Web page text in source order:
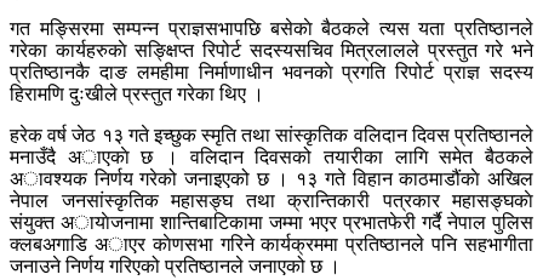
गत मङ्सिरमा सम्पन्न प्राज्ञसभापछि बसेकाे बैठकले त्यस यता प्रतिष्ठानले
गरेका कार्यहरुकाे सङ्क्षिप्त रिपोर्ट सदस्यसचिव मित्रलालले प्रस्तुत गरे भने
प्रतिष्ठानकै दाङ लमहीमा निर्माणाधीन भवनकाे प्रगति रिपोर्ट प्राज्ञ सदस्य
हिरामणि दुःखीले प्रस्तुत गरेका थिए ।
हरेक वर्ष जेठ १३ गते इच्छुक स्मृति तथा सांस्कृतिक वलिदान दिवस प्रतिष्ठानले
मनाउँदै अाएकाे छ । वलिदान दिवसको तयारीका लागि समेत बैठकले
अावश्यक निर्णय गरेको जनाइएको छ । १३ गते विहान काठमाडौंकाे अखिल
नेपाल जनसांस्कृतिक महासङ्घ तथा क्रान्तिकारी पत्रकार महासङ्घकाे
संयुक्त अायाेजनामा शान्तिबाटिकामा जम्मा भएर प्रभातफेरी गर्दै नेपाल पुलिस
क्लबअगाडि अाएर काेणसभा गरिने कार्यक्रममा प्रतिष्ठानले पनि सहभागीता
जनाउने निर्णय गरिएको प्रतिष्ठानले जनाएको छ ।